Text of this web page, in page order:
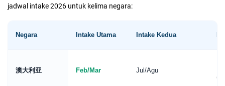
jadwal intake 2026 untuk kelima negara:
Negara Intake Utama Intake Kedua
澳大利亚 Feb/Mar Jul/Agu